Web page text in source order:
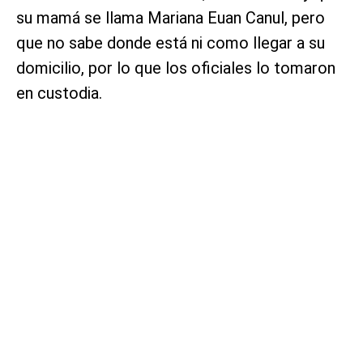
su mamá se llama Mariana Euan Canul, pero
que no sabe donde está ni como llegar a su
domicilio, por lo que los oficiales lo tomaron
en custodia.